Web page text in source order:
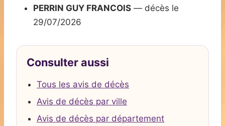
PERRIN GUY FRANCOIS — décès le
29/07/2026
Consulter aussi
Tous les avis de décès
Avis de décès par ville
Avis de décès par département